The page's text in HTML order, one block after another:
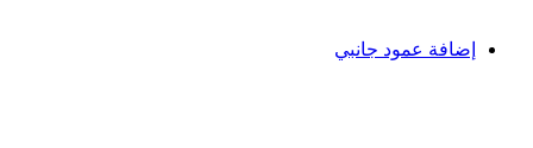
إضافة عمود جانبي